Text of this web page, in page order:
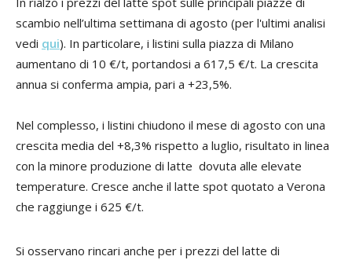
scambio nell’ultima settimana di agosto (per l'ultimi analisi
vedi qui). In particolare, i listini sulla piazza di Milano
aumentano di 10 €/t, portandosi a 617,5 €/t. La crescita
annua si conferma ampia, pari a +23,5%.
Nel complesso, i listini chiudono il mese di agosto con una
crescita media del +8,3% rispetto a luglio, risultato in linea
con la minore produzione di latte dovuta alle elevate
temperature. Cresce anche il latte spot quotato a Verona
che raggiunge i 625 €/t.
Si osservano rincari anche per i prezzi del latte di